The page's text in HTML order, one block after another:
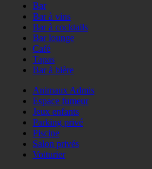
Bar
Bar à vins
Bar à cocktails
Bar lounge
Café
Tapas
Bar à bière
Animaux Admis
Espace fumeur
Jeux enfants
Parking privé
Piscine
Salon privés
Voiturier